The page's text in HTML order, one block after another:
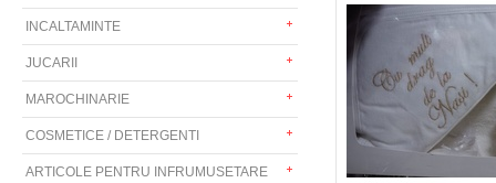
INCALTAMINTE
JUCARII
MAROCHINARIE
COSMETICE / DETERGENTI
ARTICOLE PENTRU INFRUMUSETARE